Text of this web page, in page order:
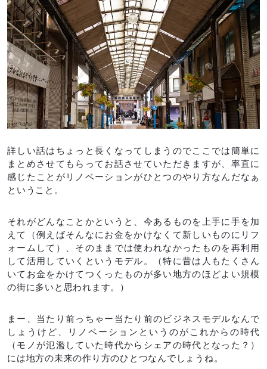
詳しい話はちょっと長くなってしまうのでここでは簡単に
まとめさせてもらってお話させていただきますが、率直に
感じたことがリノベーションがひとつのやり方なんだなぁ
ということ。
それがどんなことかというと、今あるものを上手に手を加
えて（例えばそんなにお金をかけなくて新しいものにリフ
ォームして）、そのままでは使われなかったものを再利用
して活用していくというモデル。（特に昔は人もたくさん
いてお金をかけてつくったものが多い地方のほどよい規模
の街に多いと思われます。）
まー、当たり前っちゃー当たり前のビジネスモデルなんで
しょうけど、リノベーションというのがこれからの時代
（モノが氾濫していた時代からシェアの時代となった？）
には地方の未来の作り方のひとつなんでしょうね。